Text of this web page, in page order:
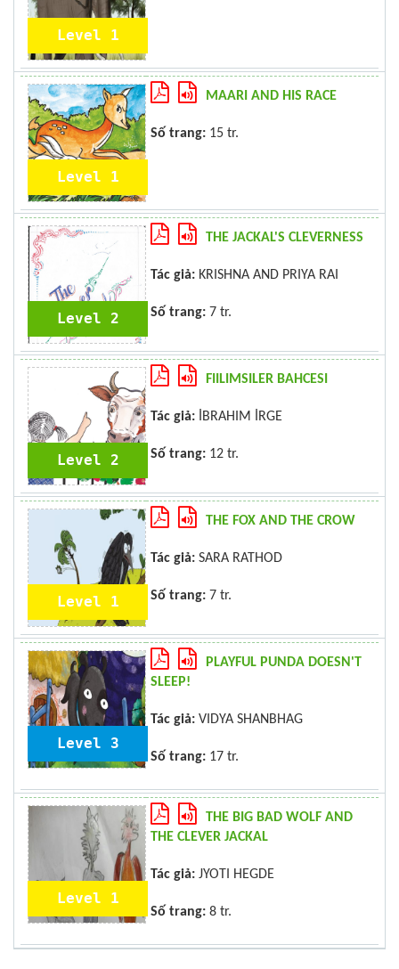
Level 1
Level 1
MAARI AND HIS RACE
Số trang: 15 tr.
Level 2
THE JACKAL'S CLEVERNESS
Tác giả: KRISHNA AND PRIYA RAI
Số trang: 7 tr.
Level 2
FIILIMSILER BAHCESI
Tác giả: İBRAHIM İRGE
Số trang: 12 tr.
Level 1
THE FOX AND THE CROW
Tác giả: SARA RATHOD
Số trang: 7 tr.
Level 3
PLAYFUL PUNDA DOESN'T
SLEEP!
Tác giả: VIDYA SHANBHAG
Số trang: 17 tr.
Level 1
THE BIG BAD WOLF AND
THE CLEVER JACKAL
Tác giả: JYOTI HEGDE
Số trang: 8 tr.